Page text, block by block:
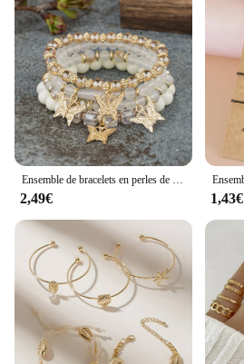
Ensemble de bracelets en perles de papillon de carillon pour femmes, perles acryliques roses, bracelet élastique, bijoux de fête bohème, cadeau féminin, 4 pièces
2,49€ 1,43€